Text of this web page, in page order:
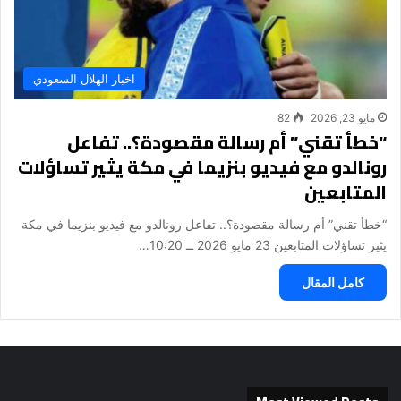
اخبار الهلال السعودي
مايو 23, 2026 82
“خطأ تقني” أم رسالة مقصودة؟.. تفاعل
رونالدو مع فيديو بنزيما في مكة يثير تساؤلات
المتابعين
“خطأ تقني” أم رسالة مقصودة؟.. تفاعل رونالدو مع فيديو بنزيما في مكة
يثير تساؤلات المتابعين 23 مايو 2026 ــ 10:20…
كامل المقال